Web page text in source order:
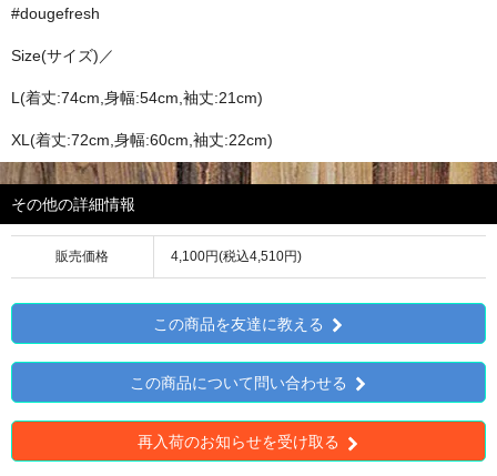
#dougefresh
Size(サイズ)／
L(着丈:74cm,身幅:54cm,袖丈:21cm)
XL(着丈:72cm,身幅:60cm,袖丈:22cm)
その他の詳細情報
販売価格 4,100円(税込4,510円)
この商品を友達に教える
この商品について問い合わせる
再入荷のお知らせを受け取る